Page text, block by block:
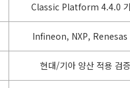
Classic Platform 4.4.0
Infineon, NXP, Renesas
현대/기아 양산 적용 검증